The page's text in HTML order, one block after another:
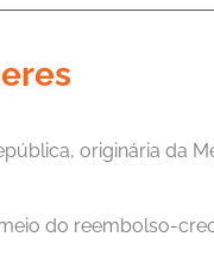
originária da
do reembolso-